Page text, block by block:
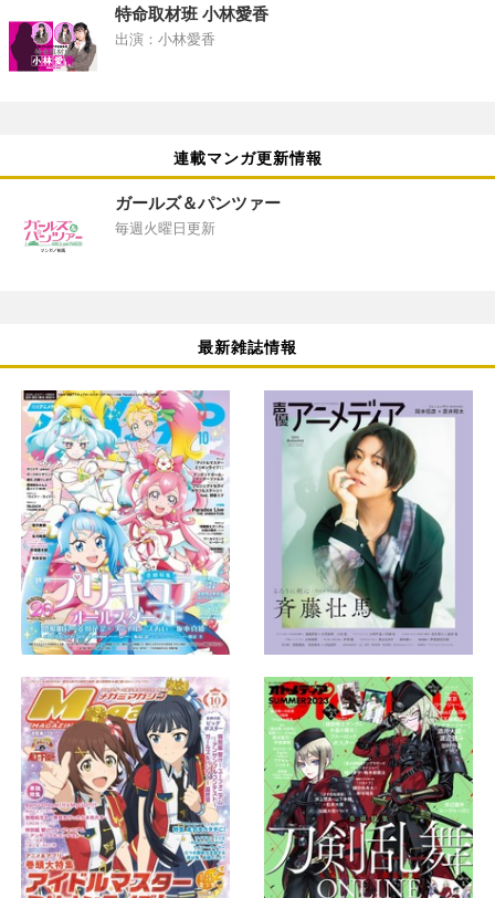
特命取材班 小林愛香
出演：小林愛香
連載マンガ更新情報
ガールズ＆パンツァー
毎週火曜日更新
最新雑誌情報